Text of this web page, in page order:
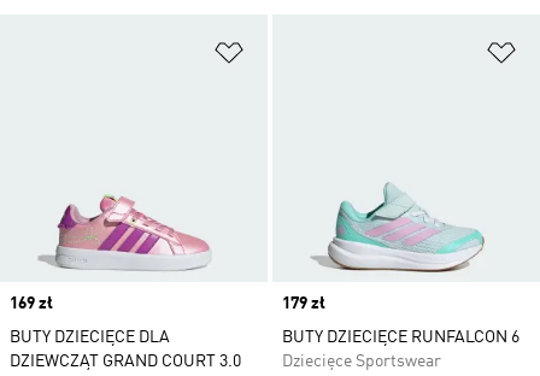
Price
169 zł
BUTY DZIECIĘCE DLA
DZIEWCZĄT GRAND COURT 3.0
Price
179 zł
BUTY DZIECIĘCE RUNFALCON 6
Dziecięce Sportswear